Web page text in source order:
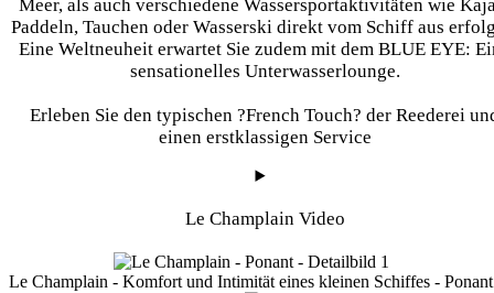
Meer, als auch verschiedene Wassersportaktivitäten wie
Paddeln, Tauchen oder Wasserski direkt vom Schiff aus
Eine Weltneuheit erwartet Sie zudem mit dem BLUE EYE:
sensationelles Unterwasserlounge.
Erleben Sie den typischen ?French Touch? der Reederei
einen erstklassigen Service
Le Champlain Video
Le Champlain - Komfort und Intimität eines kleinen Schiffes - Ponant